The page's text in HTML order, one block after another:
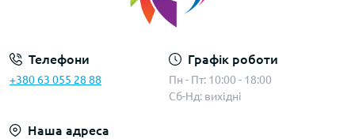
Телефони
+380 63 055 28 88
Графік роботи
Пн - Пт: 10:00 - 18:00
Сб-Нд: вихідні
Наша адреса